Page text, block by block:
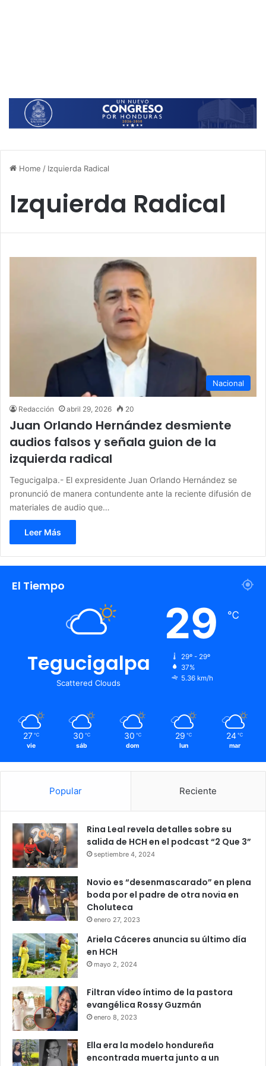
Home / Izquierda Radical
Izquierda Radical
Nacional
Redacción abril 29, 2026 20
Juan Orlando Hernández desmiente
audios falsos y señala guion de la
izquierda radical
Tegucigalpa.- El expresidente Juan Orlando Hernández se
pronunció de manera contundente ante la reciente difusión de
materiales de audio que…
Leer Más
El Tiempo
Tegucigalpa
Scattered Clouds
29 ℃
29º - 29º
37%
5.36 km/h
27 ℃
vie
30 ℃
sáb
30 ℃
dom
29 ℃
lun
24 ℃
mar
Popular Reciente
Rina Leal revela detalles sobre su
salida de HCH en el podcast “2 Que 3”
septiembre 4, 2024
Novio es “desenmascarado” en plena
boda por el padre de otra novia en
Choluteca
enero 27, 2023
Ariela Cáceres anuncia su último día
en HCH
mayo 2, 2024
Filtran vídeo íntimo de la pastora
evangélica Rossy Guzmán
enero 8, 2023
Ella era la modelo hondureña
encontrada muerta junto a un